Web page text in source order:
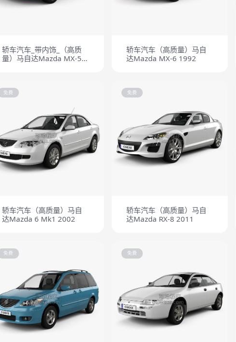
轿车汽车_带内饰_（高质
量）马自达Mazda MX-5
轿车汽车（高质量）马自
达Mazda MX-6 1992
免费
轿车汽车（高质量）马自
达Mazda 6 Mk1 2002
免费
轿车汽车（高质量）马自
达Mazda RX-8 2011
免费 免费